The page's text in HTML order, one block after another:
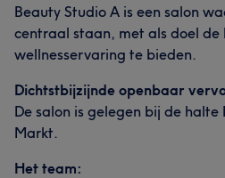
Beauty Studio A is een salon
centraal staan, met als doel de
wellnesservaring te bieden.
Dichtstbijzijnde openbaar
De salon is gelegen bij de halte
Markt.
Het team: